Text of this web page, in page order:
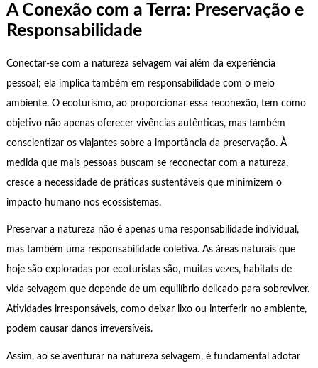
A Conexão com a Terra: Preservação e
Responsabilidade
Conectar-se com a natureza selvagem vai além da experiência
pessoal; ela implica também em responsabilidade com o meio
ambiente. O ecoturismo, ao proporcionar essa reconexão, tem como
objetivo não apenas oferecer vivências autênticas, mas também
conscientizar os viajantes sobre a importância da preservação. À
medida que mais pessoas buscam se reconectar com a natureza,
cresce a necessidade de práticas sustentáveis que minimizem o
impacto humano nos ecossistemas.
Preservar a natureza não é apenas uma responsabilidade individual,
mas também uma responsabilidade coletiva. As áreas naturais que
hoje são exploradas por ecoturistas são, muitas vezes, habitats de
vida selvagem que depende de um equilíbrio delicado para sobreviver.
Atividades irresponsáveis, como deixar lixo ou interferir no ambiente,
podem causar danos irreversíveis.
Assim, ao se aventurar na natureza selvagem, é fundamental adotar